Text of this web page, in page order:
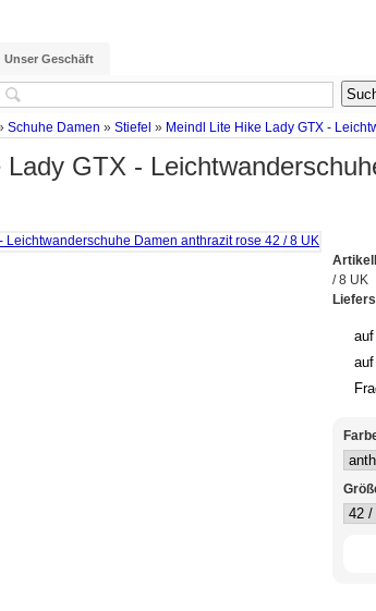
Unser Geschäft
Schuhe Damen » Stiefel » Meindl Lite Hike Lady GTX -
Lady GTX -
/ 8 UK